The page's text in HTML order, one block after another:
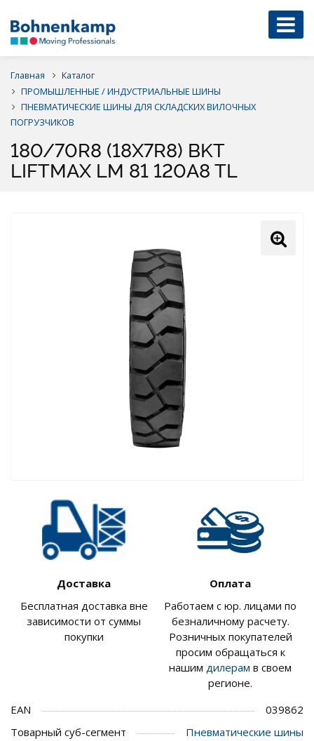
Главная
Каталог
ПРОМЫШЛЕННЫЕ / ИНДУСТРИАЛЬНЫЕ ШИНЫ
ПНЕВМАТИЧЕСКИЕ ШИНЫ ДЛЯ СКЛАДСКИХ ВИЛОЧНЫХ
ПОГРУЗЧИКОВ
180/70R8 (18X7R8) BKT
LIFTMAX LM 81 120A8 TL
Доставка
Бесплатная доставка вне
зависимости от суммы
покупки
Оплата
Работаем с юр. лицами по
безналичному расчету.
Розничных покупателей
просим обращаться к
нашим дилерам в своем
регионе.
EAN
039862
Товарный суб-сегмент
Пневматические шины